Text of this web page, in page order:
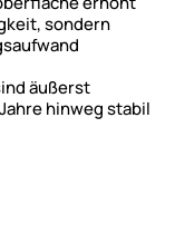
sondern
äußerst
hinweg stabil